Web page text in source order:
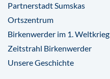
Partnerstadt Sumskas
Ortszentrum
Birkenwerder im 1. Weltkrieg
Zeitstrahl Birkenwerder
Unsere Geschichte